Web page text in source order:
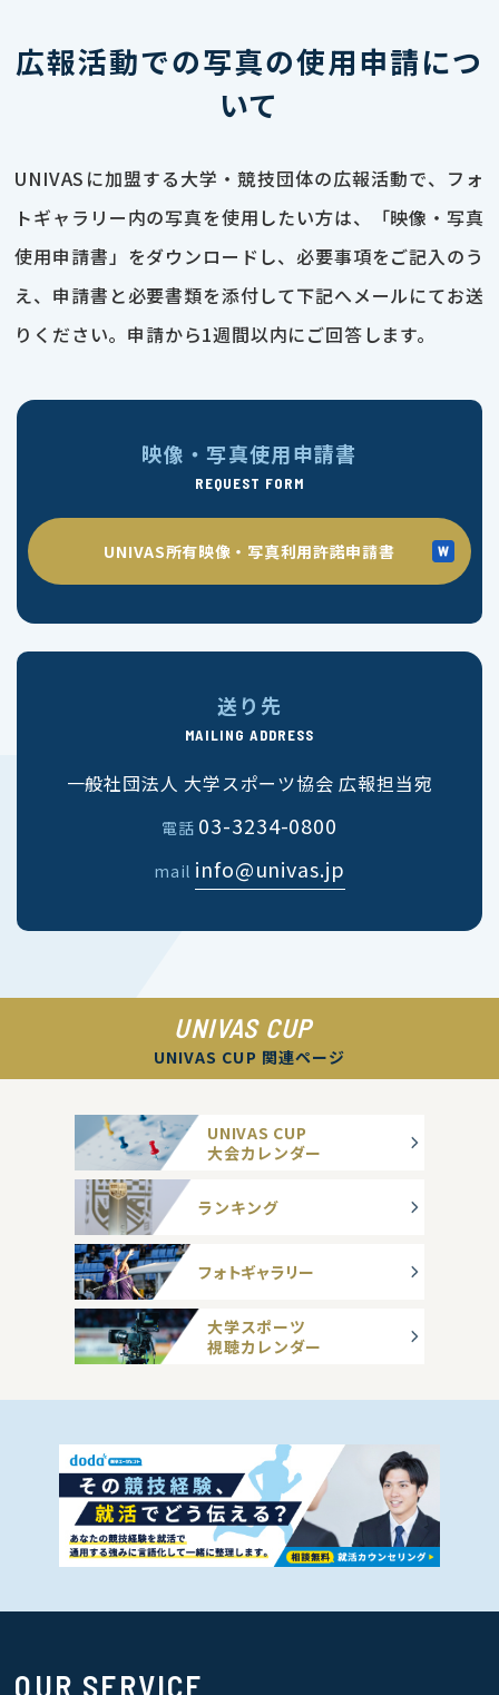
広報活動での写真の使用申請につ
いて
UNIVASに加盟する大学・競技団体の広報活動で、フォ
トギャラリー内の写真を使用したい方は、「映像・写真
使用申請書」をダウンロードし、必要事項をご記入のう
え、申請書と必要書類を添付して下記へメールにてお送
りください。申請から1週間以内にご回答します。
映像・写真使用申請書
REQUEST FORM
UNIVAS所有映像・写真利用許諾申請書
送り先
MAILING ADDRESS
一般社団法人 大学スポーツ協会 広報担当宛
電話 03-3234-0800
mail info@univas.jp
UNIVAS CUP
UNIVAS CUP 関連ページ
UNIVAS CUP
大会カレンダー
ランキング
フォトギャラリー
大学スポーツ
視聴カレンダー
OUR SERVICE